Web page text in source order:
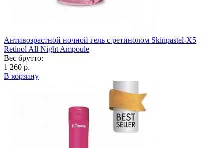
Антивозрастной ночной гель с ретинолом Skinpastel-X5
Retinol All Night Ampoule
Вес брутто:
1 260 р.
В корзину